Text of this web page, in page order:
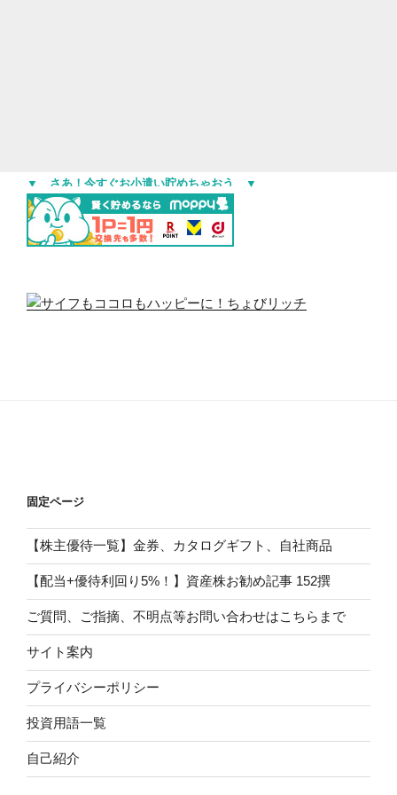
▼ さあ！今すぐお小遣い貯めちゃおう ▼
固定ページ
【株主優待一覧】金券、カタログギフト、自社商品
【配当+優待利回り5%！】資産株お勧め記事 152撰
ご質問、ご指摘、不明点等お問い合わせはこちらまで
サイト案内
プライバシーポリシー
投資用語一覧
自己紹介